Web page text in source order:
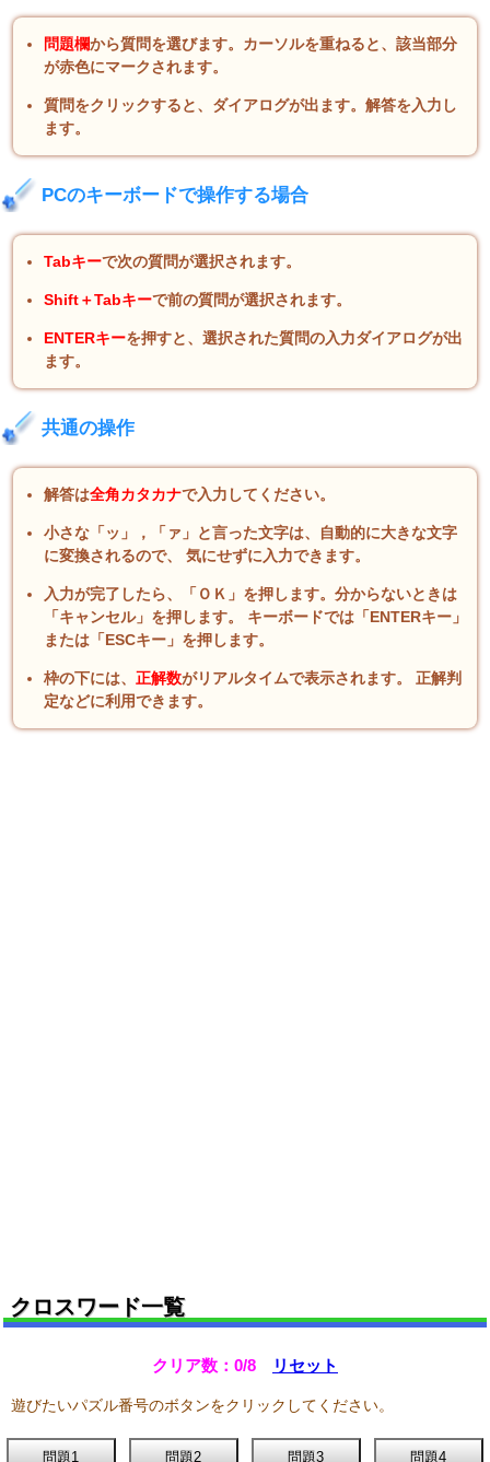
問題欄から質問を選びます。カーソルを重ねると、該当部分
が赤色にマークされます。
質問をクリックすると、ダイアログが出ます。解答を入力し
ます。
PCのキーボードで操作する場合
Tabキーで次の質問が選択されます。
Shift＋Tabキーで前の質問が選択されます。
ENTERキーを押すと、選択された質問の入力ダイアログが出
ます。
共通の操作
解答は全角カタカナで入力してください。
小さな「ッ」，「ァ」と言った文字は、自動的に大きな文字
に変換されるので、 気にせずに入力できます。
入力が完了したら、「ＯＫ」を押します。分からないときは
「キャンセル」を押します。 キーボードでは「ENTERキー」
または「ESCキー」を押します。
枠の下には、 正解数がリアルタイムで表示されます。 正解判
定などに利用できます。
クロスワード一覧